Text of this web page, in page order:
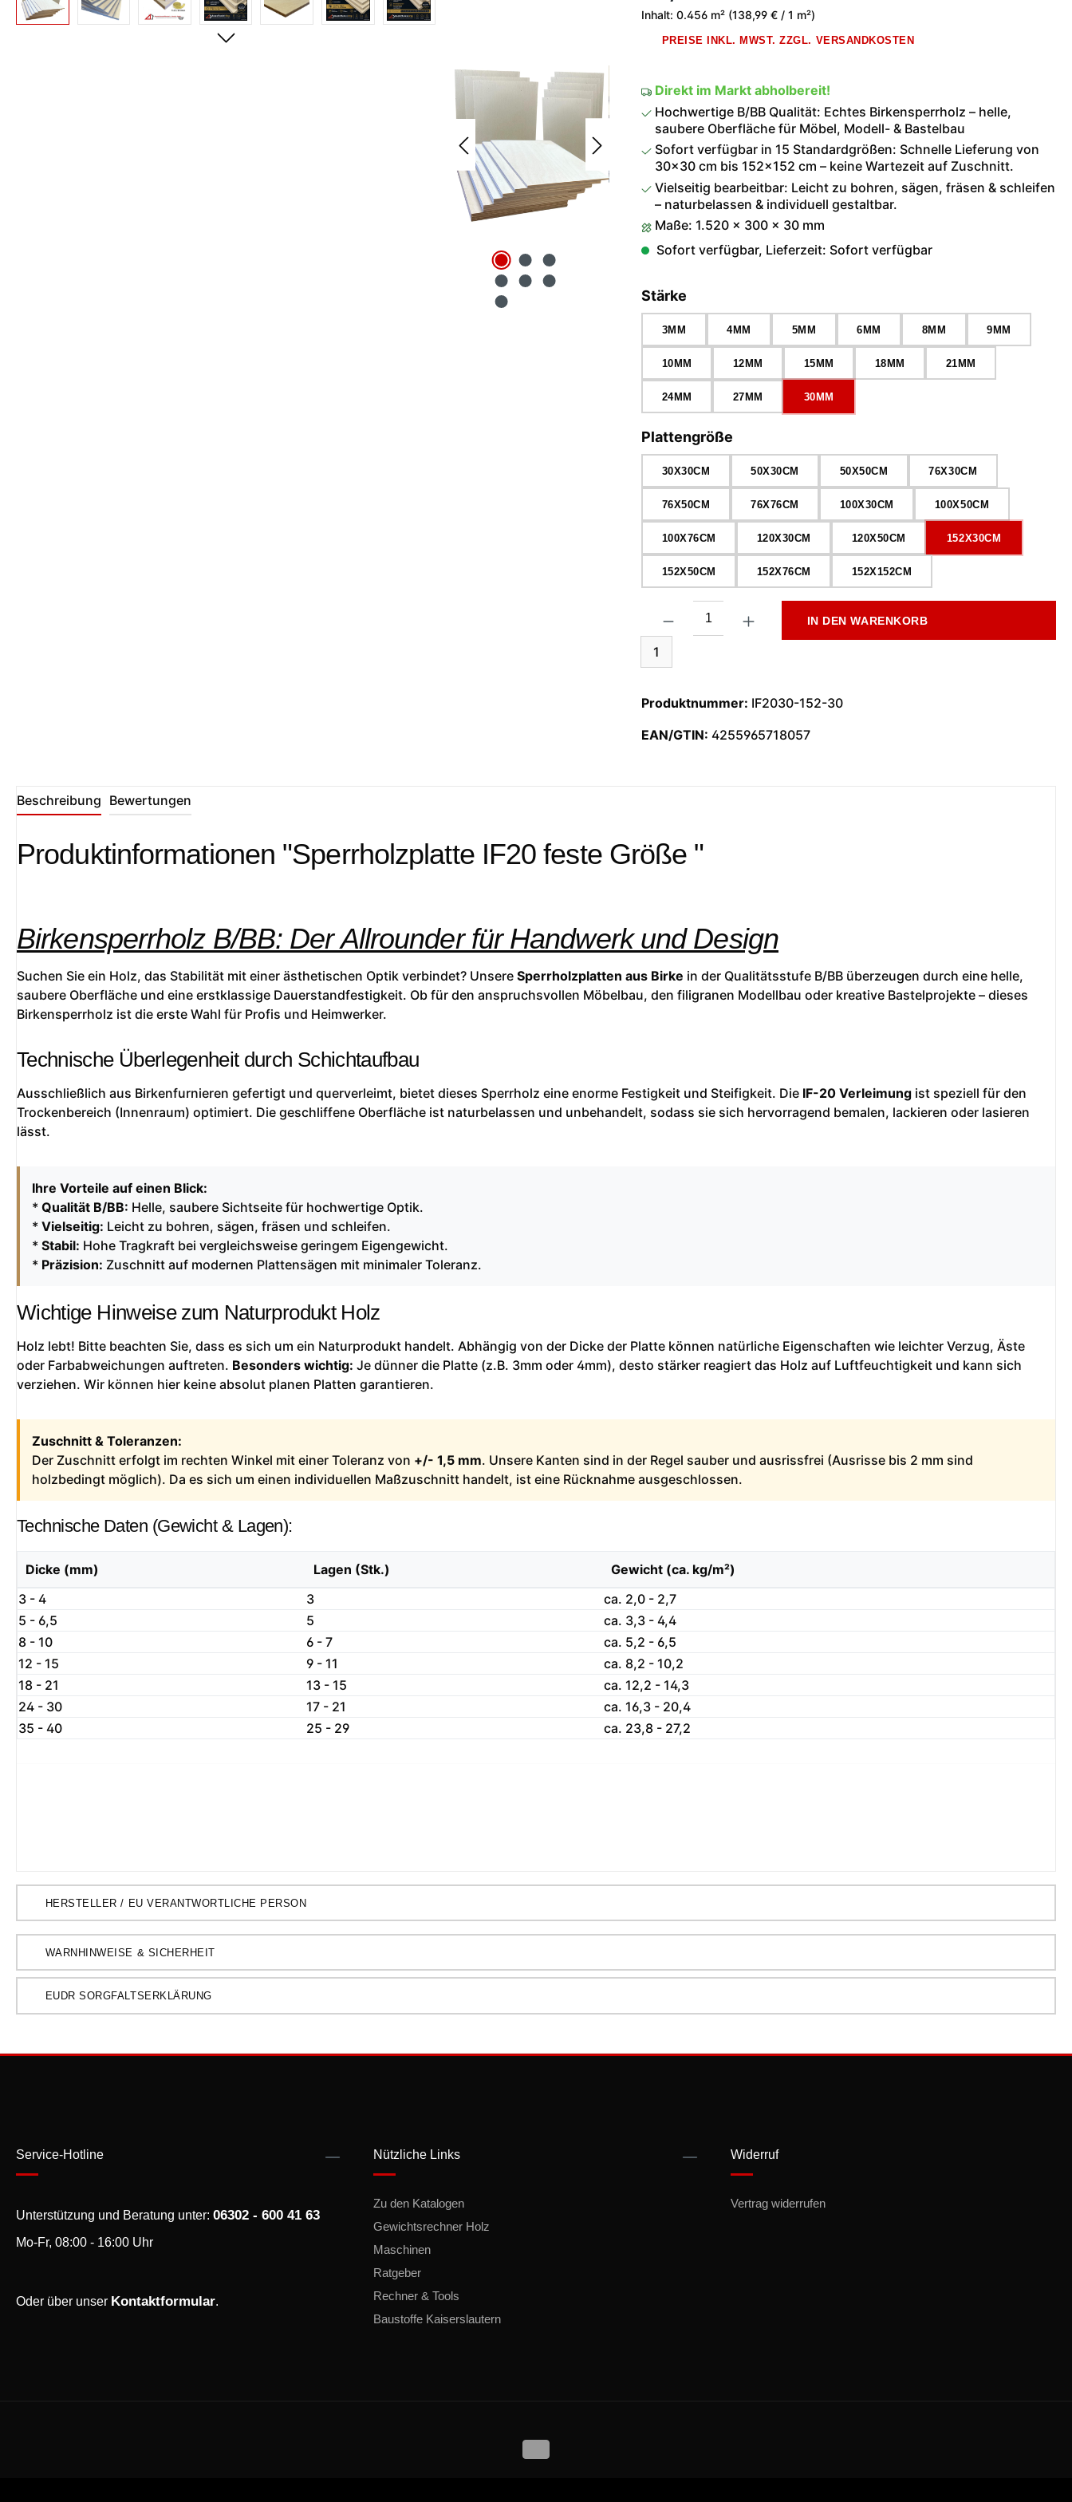
Inhalt: 0.456 m² (138,99 € / 1 m²)
PREISE INKL. MWST. ZZGL. VERSANDKOSTEN
Direkt im Markt abholbereit!
Hochwertige B/BB Qualität: Echtes Birkensperrholz – helle,
saubere Oberfläche für Möbel, Modell- & Bastelbau
Sofort verfügbar in 15 Standardgrößen: Schnelle Lieferung von
30×30 cm bis 152×152 cm – keine Wartezeit auf Zuschnitt.
Vielseitig bearbeitbar: Leicht zu bohren, sägen, fräsen & schleifen
– naturbelassen & individuell gestaltbar.
Maße: 1.520 × 300 × 30 mm
Sofort verfügbar, Lieferzeit: Sofort verfügbar
Stärke
3MM 4MM 5MM 6MM 8MM 9MM
10MM 12MM 15MM 18MM 21MM
24MM 27MM 30MM
Plattengröße
30X30CM 50X30CM 50X50CM 76X30CM
76X50CM 76X76CM 100X30CM 100X50CM
100X76CM 120X30CM 120X50CM 152X30CM
152X50CM 152X76CM 152X152CM
1
IN DEN WARENKORB
Produktnummer: IF2030-152-30
EAN/GTIN: 4255965718057
Beschreibung Bewertungen
Produktinformationen "Sperrholzplatte IF20 feste Größe "
Birkensperrholz B/BB: Der Allrounder für Handwerk und Design
Suchen Sie ein Holz, das Stabilität mit einer ästhetischen Optik verbindet? Unsere Sperrholzplatten aus Birke in der Qualitätsstufe B/BB überzeugen durch eine helle,
saubere Oberfläche und eine erstklassige Dauerstandfestigkeit. Ob für den anspruchsvollen Möbelbau, den filigranen Modellbau oder kreative Bastelprojekte – dieses
Birkensperrholz ist die erste Wahl für Profis und Heimwerker.
Technische Überlegenheit durch Schichtaufbau
Ausschließlich aus Birkenfurnieren gefertigt und querverleimt, bietet dieses Sperrholz eine enorme Festigkeit und Steifigkeit. Die IF-20 Verleimung ist speziell für den
Trockenbereich (Innenraum) optimiert. Die geschliffene Oberfläche ist naturbelassen und unbehandelt, sodass sie sich hervorragend bemalen, lackieren oder lasieren
lässt.
Ihre Vorteile auf einen Blick:
* Qualität B/BB: Helle, saubere Sichtseite für hochwertige Optik.
* Vielseitig: Leicht zu bohren, sägen, fräsen und schleifen.
* Stabil: Hohe Tragkraft bei vergleichsweise geringem Eigengewicht.
* Präzision: Zuschnitt auf modernen Plattensägen mit minimaler Toleranz.
Wichtige Hinweise zum Naturprodukt Holz
Holz lebt! Bitte beachten Sie, dass es sich um ein Naturprodukt handelt. Abhängig von der Dicke der Platte können natürliche Eigenschaften wie leichter Verzug, Äste
oder Farbabweichungen auftreten. Besonders wichtig: Je dünner die Platte (z.B. 3mm oder 4mm), desto stärker reagiert das Holz auf Luftfeuchtigkeit und kann sich
verziehen. Wir können hier keine absolut planen Platten garantieren.
Zuschnitt & Toleranzen:
Der Zuschnitt erfolgt im rechten Winkel mit einer Toleranz von +/- 1,5 mm. Unsere Kanten sind in der Regel sauber und ausrissfrei (Ausrisse bis 2 mm sind
holzbedingt möglich). Da es sich um einen individuellen Maßzuschnitt handelt, ist eine Rücknahme ausgeschlossen.
Technische Daten (Gewicht & Lagen):
Dicke (mm) Lagen (Stk.)
Gewicht (ca. kg/m²)
3 - 4
3
ca. 2,0 - 2,7
5 - 6,5
5
ca. 3,3 - 4,4
8 - 10
6 - 7
ca. 5,2 - 6,5
12 - 15
9 - 11
ca. 8,2 - 10,2
18 - 21
13 - 15
ca. 12,2 - 14,3
24 - 30
17 - 21
ca. 16,3 - 20,4
35 - 40
25 - 29 ca. 23,8 - 27,2
HERSTELLER / EU VERANTWORTLICHE PERSON
WARNHINWEISE & SICHERHEIT
EUDR SORGFALTSERKLÄRUNG
Service-Hotline
Unterstützung und Beratung unter: 06302 - 600 41 63
Mo-Fr, 08:00 - 16:00 Uhr
Oder über unser Kontaktformular.
Nützliche Links
Zu den Katalogen
Gewichtsrechner Holz
Maschinen
Ratgeber
Rechner & Tools
Baustoffe Kaiserslautern
Widerruf
Vertrag widerrufen